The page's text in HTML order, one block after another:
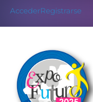
AccederRegistrarse